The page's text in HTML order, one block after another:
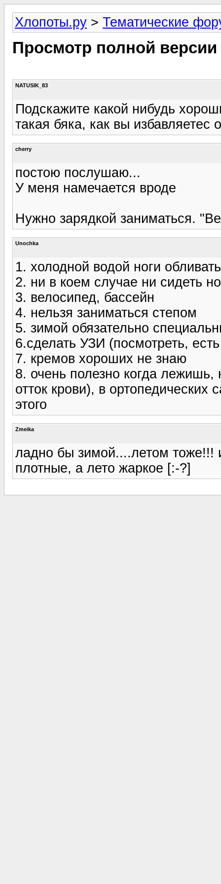
Хлопоты.ру > Тематические
Просмотр полной
NATUSIK_83
Подскажите какой нибудь
такая бяка, как вы избавляетес
cherry
постою послушаю...
У меня намечается вроде
Нужно зарядкой заниматься.
Unochka
1. холодной водой ноги обливать
2. ни в коем случае ни сидеть
3. велосипед, бассейн
4. нельзя заниматься степом
5. зимой обязательно
6.сделать УЗИ (посмотреть,
7. кремов хороших не знаю
8. очень полезно когда лежишь,
отток крови), в
этого
Zmeika
ладно бы зимой....летом тоже!!!
плотные, а лето жаркое [:-?]